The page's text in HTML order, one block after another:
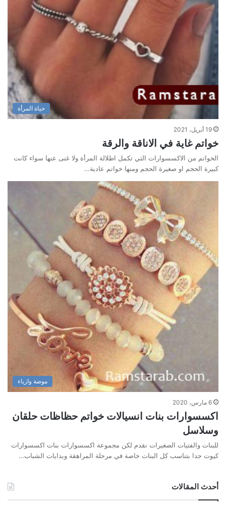
حياة المرأة
19 أبريل، 2021
خواتم غاية في الاناقة والرقة
الخواتم من الاكسسوارات التي تكمل اطلالة المرأة ولا غنى عنها سواء كانت
كبيرة الحجم او صغيرة الحجم ومنها خواتم عادية…
موضة وازياء
6 مارس، 2020
اكسسوارات بنات انسيالات خواتم حظاظات حلقان
وسلاسل
للبنات والفتيات الصغيرات نقدم لكن مجموعة اكسسوارات بنات اكسسوارات
كيوت جدا بتناسب كل البنات خاصة في مرحلة المراهقة وبدايات الشباب…
أحدث المقالات